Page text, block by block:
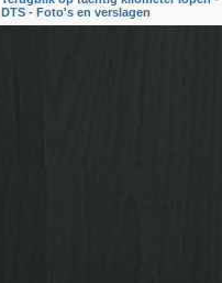
DTS - Foto's en verslagen